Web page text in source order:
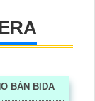
BÀN BIDA